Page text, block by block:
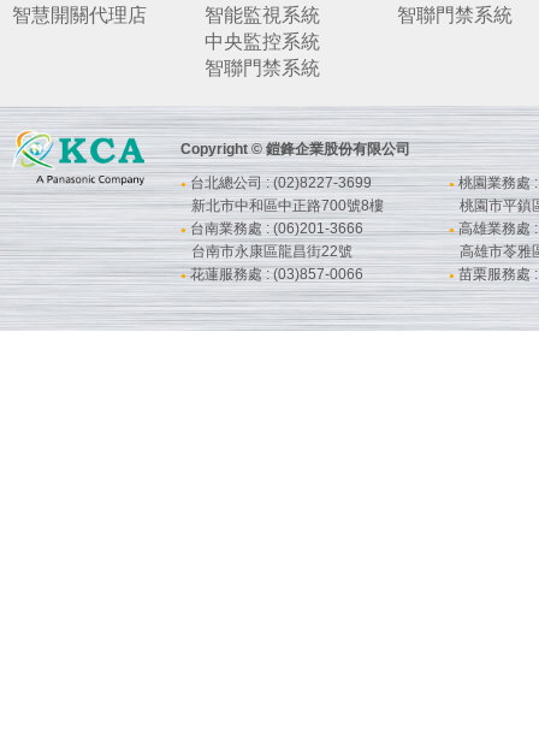
智慧開關代理店
智能監視系統
中央監控系統
智聯門禁系統
智聯門禁系統
Copyright © 鎧鋒企業股份有限公司
●台北總公司 : (02)8227-3699
新北市中和區中正路700號8樓
● 桃園業務處
桃園市平鎮
● 台南業務處 : (06)201-3666
台南市永康區龍昌街22號
●高雄業務處
高雄市苓雅
●花蓮服務處 : (03)857-0066 ● 苗栗服務處